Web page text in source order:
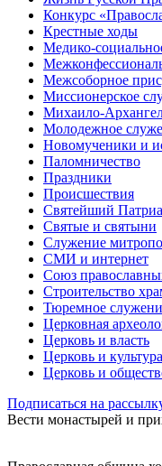
Конкурс
Крестные ходы
Медико-
Межсоборное
Миссионерское
Михаило-
Молодежное
Новомученики и
Паломничество
Праздники
Происшествия
Святейший
Святые и святыни
Служение
СМИ и интернет
Союз
Строительство
Тюремное
Церковная
Церковь и власть
Церковь и культура
Церковь и
Подписаться на
Вести монастырей и